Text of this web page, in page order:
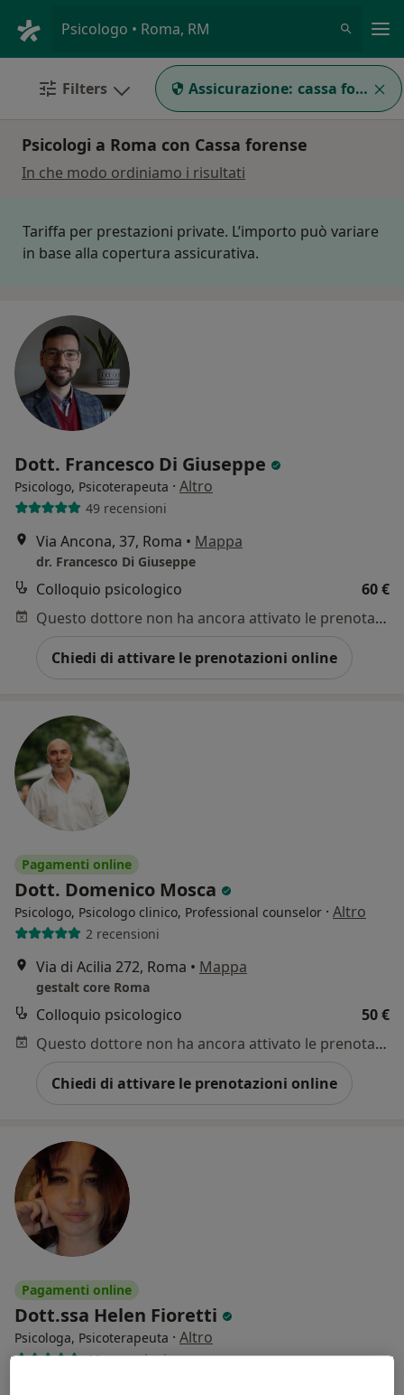
Psicologo • Roma, RM
Filters Assicurazione: cassa forense
Psicologi a Roma con Cassa forense
In che modo ordiniamo i risultati
Tariffa per prestazioni private. L’importo può variare
in base alla copertura assicurativa.
Dott. Francesco Di Giuseppe
Psicologo, Psicoterapeuta · Altro
49 recensioni
Via Ancona, 37, Roma • Mappa
dr. Francesco Di Giuseppe
Colloquio psicologico
60 €
Questo dottore non ha ancora attivato le prenotazioni online presso questo indirizzo.
Chiedi di attivare le prenotazioni online
Pagamenti online
Dott. Domenico Mosca
Psicologo, Psicologo clinico, Professional counselor · Altro
2 recensioni
Via di Acilia 272, Roma • Mappa
gestalt core Roma
Colloquio psicologico
50 €
Questo dottore non ha ancora attivato le prenotazioni online presso questo indirizzo.
Chiedi di attivare le prenotazioni online
Pagamenti online
Dott.ssa Helen Fioretti
Psicologa, Psicoterapeuta · Altro
44 recensioni